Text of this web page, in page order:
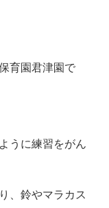
育園君津園で
うに練習をがん
、鈴やマラカス